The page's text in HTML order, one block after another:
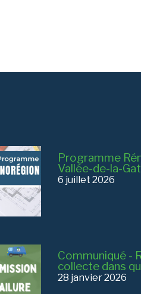
Programme
Vallée-de-la-
6 juillet 2026
Communiqué -
collecte dans
28 janvier 2026